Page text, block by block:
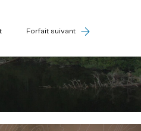
Forfait suivant